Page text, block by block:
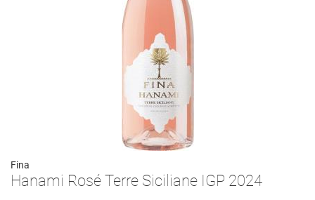
Fina
Hanami Rosé Terre Siciliane IGP 2024